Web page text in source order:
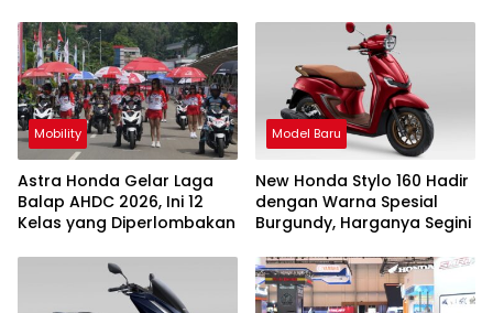
Mobility
Astra Honda Gelar Laga
Balap AHDC 2026, Ini 12
Kelas yang Diperlombakan
Model Baru
New Honda Stylo 160 Hadir
dengan Warna Spesial
Burgundy, Harganya Segini